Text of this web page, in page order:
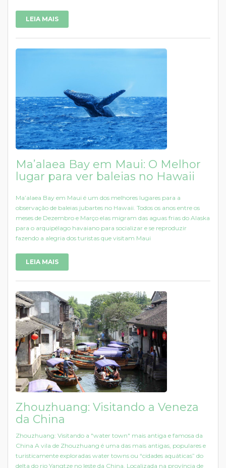
LEIA MAIS
Ma’alaea Bay em Maui: O Melhor
lugar para ver baleias no Hawaii
Ma’alaea Bay em Maui é um dos melhores lugares para a
observação de baleias jubartes no Hawaii. Todos os anos entre os
meses de Dezembro e Março elas migram das aguas frias do Alaska
para o arquipélago havaiano para socializar e se reproduzir
fazendo a alegria dos turistas que visitam Maui
LEIA MAIS
Zhouzhuang: Visitando a Veneza
da China
Zhouzhuang: Visitando a "water town" mais antiga e famosa da
China A vila de Zhouzhuang é uma das mais antigas, populares e
turisticamente exploradas water towns ou “cidades aquáticas” do
delta do rio Yangtze no leste da China. Localizada na província de